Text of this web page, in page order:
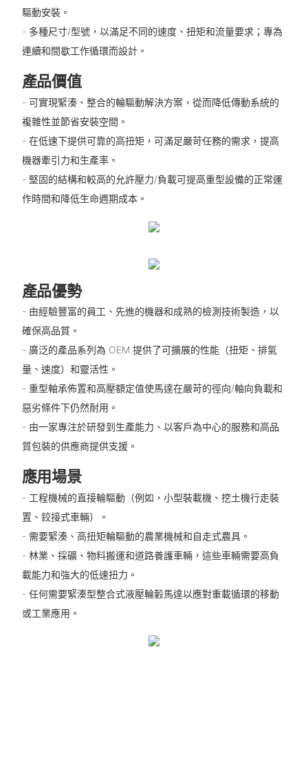
驅動安裝。
- 多種尺寸/型號，以滿足不同的速度、扭矩和流量要求；專為
連續和間歇工作循環而設計。
產品價值
- 可實現緊湊、整合的輪驅動解決方案，從而降低傳動系統的
複雜性並節省安裝空間。
- 在低速下提供可靠的高扭矩，可滿足嚴苛任務的需求，提高
機器牽引力和生產率。
- 堅固的結構和較高的允許壓力/負載可提高重型設備的正常運
作時間和降低生命週期成本。
產品優勢
- 由經驗豐富的員工、先進的機器和成熟的檢測技術製造，以
確保高品質。
- 廣泛的產品系列為 OEM 提供了可擴展的性能（扭矩、排氣
量、速度）和靈活性。
- 重型軸承佈置和高壓額定值使馬達在嚴苛的徑向/軸向負載和
惡劣條件下仍然耐用。
- 由一家專注於研發到生產能力、以客戶為中心的服務和高品
質包裝的供應商提供支援。
應用場景
- 工程機械的直接輪驅動（例如，小型裝載機、挖土機行走裝
置、鉸接式車輛）。
- 需要緊湊、高扭矩輪驅動的農業機械和自走式農具。
- 林業、採礦、物料搬運和道路養護車輛，這些車輛需要高負
載能力和強大的低速扭力。
- 任何需要緊湊型整合式液壓輪轂馬達以應對重載循環的移動
或工業應用。